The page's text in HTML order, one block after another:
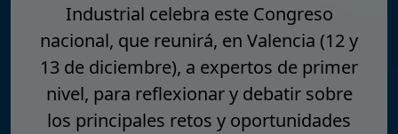
Industrial celebra este Congreso
nacional, que reunirá, en Valencia (12 y
13 de diciembre), a expertos de primer
nivel, para reflexionar y debatir sobre
los principales retos y oportunidades